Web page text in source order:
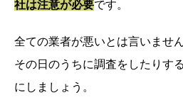
社は注意が必要です。
全ての業者が悪いとは言いませ
その日のうちに調査をしたりす
にしましょう。